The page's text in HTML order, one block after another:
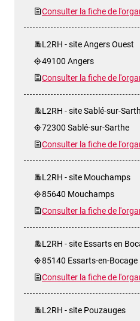
Consulter la fiche de
L2RH - site Angers Ouest
49100 Angers
Consulter la fiche de
L2RH - site Sablé-sur-
72300 Sablé-sur-Sarthe
Consulter la fiche de
L2RH - site Mouchamps
85640 Mouchamps
Consulter la fiche de
L2RH - site Essarts en
85140 Essarts-en-Bocage
Consulter la fiche de
L2RH - site Pouzauges